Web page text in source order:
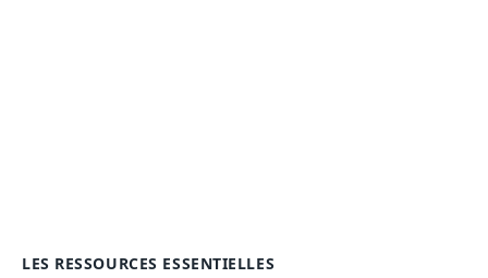
LES RESSOURCES ESSENTIELLES